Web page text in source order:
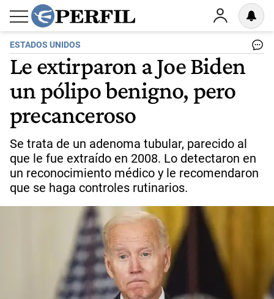
ESTADOS UNIDOS
Le extirparon a Joe Biden
un pólipo benigno, pero
precanceroso
Se trata de un adenoma tubular, parecido al
que le fue extraído en 2008. Lo detectaron en
un reconocimiento médico y le recomendaron
que se haga controles rutinarios.